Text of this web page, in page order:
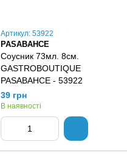
Артикул: 53922
PASABAHCE
Соусник 73мл. 8см.
GASTROBOUTIQUE
PASABAHCE - 53922
39 грн
В наявності